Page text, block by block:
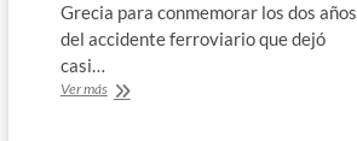
Grecia para conmemorar los dos años
del accidente ferroviario que dejó
casi…
Ver másMasiva